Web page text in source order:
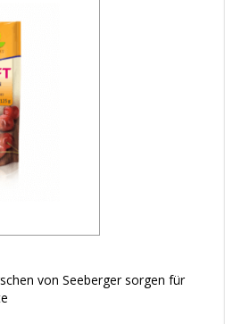
von Seeberger sorgen für